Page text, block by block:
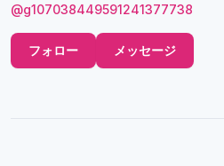
@g107038449591241377738
フォロー メッセージ